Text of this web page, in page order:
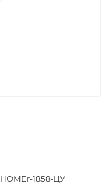
HOMEr-1858-ЦУ